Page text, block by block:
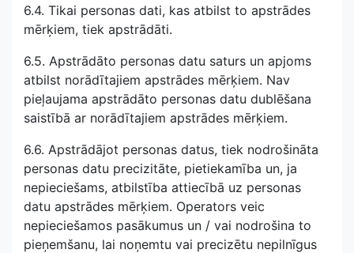
6.4. Tikai personas dati, kas atbilst to apstrādes
mērķiem, tiek apstrādāti.
6.5. Apstrādāto personas datu saturs un apjoms
atbilst norādītajiem apstrādes mērķiem. Nav
pieļaujama apstrādāto personas datu dublēšana
saistībā ar norādītajiem apstrādes mērķiem.
6.6. Apstrādājot personas datus, tiek nodrošināta
personas datu precizitāte, pietiekamība un, ja
nepieciešams, atbilstība attiecībā uz personas
datu apstrādes mērķiem. Operators veic
nepieciešamos pasākumus un / vai nodrošina to
pieņemšanu, lai noņemtu vai precizētu nepilnīgus